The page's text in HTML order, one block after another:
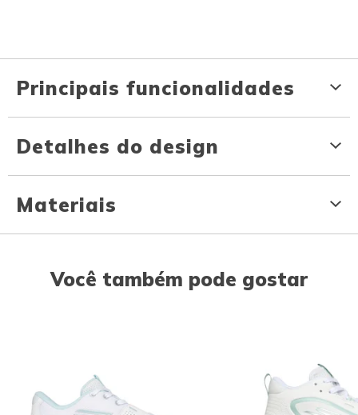
Principais funcionalidades
Detalhes do design
Materiais
Você também pode gostar